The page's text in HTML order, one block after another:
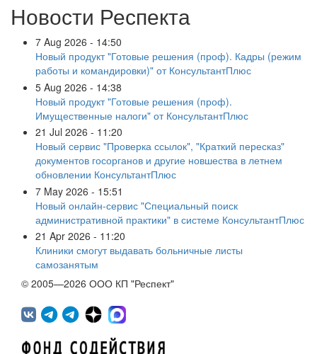
Новости Респекта
7 Aug 2026 - 14:50
Новый продукт "Готовые решения (проф). Кадры (режим
работы и командировки)" от КонсультантПлюс
5 Aug 2026 - 14:38
Новый продукт "Готовые решения (проф).
Имущественные налоги" от КонсультантПлюс
21 Jul 2026 - 11:20
Новый сервис "Проверка ссылок", "Краткий пересказ"
документов госорганов и другие новшества в летнем
обновлении КонсультантПлюс
7 May 2026 - 15:51
Новый онлайн-сервис "Специальный поиск
административной практики" в системе КонсультантПлюс
21 Apr 2026 - 11:20
Клиники смогут выдавать больничные листы
самозанятым
© 2005—2026 ООО КП "Респект"